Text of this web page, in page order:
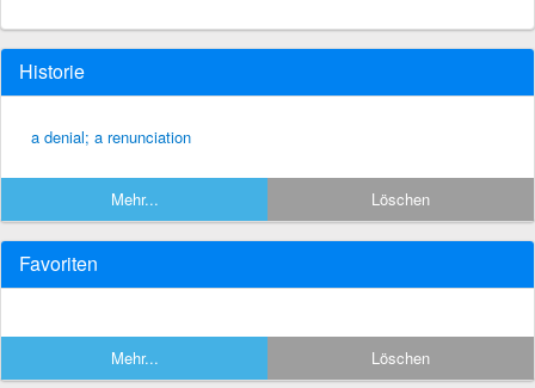
Historie
a denial; a renunciation
Mehr... Löschen
Favoriten
Mehr... Löschen